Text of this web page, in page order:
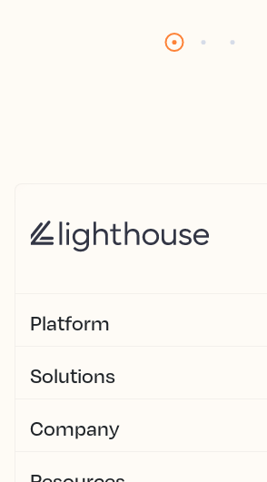
Platform
Solutions
Company